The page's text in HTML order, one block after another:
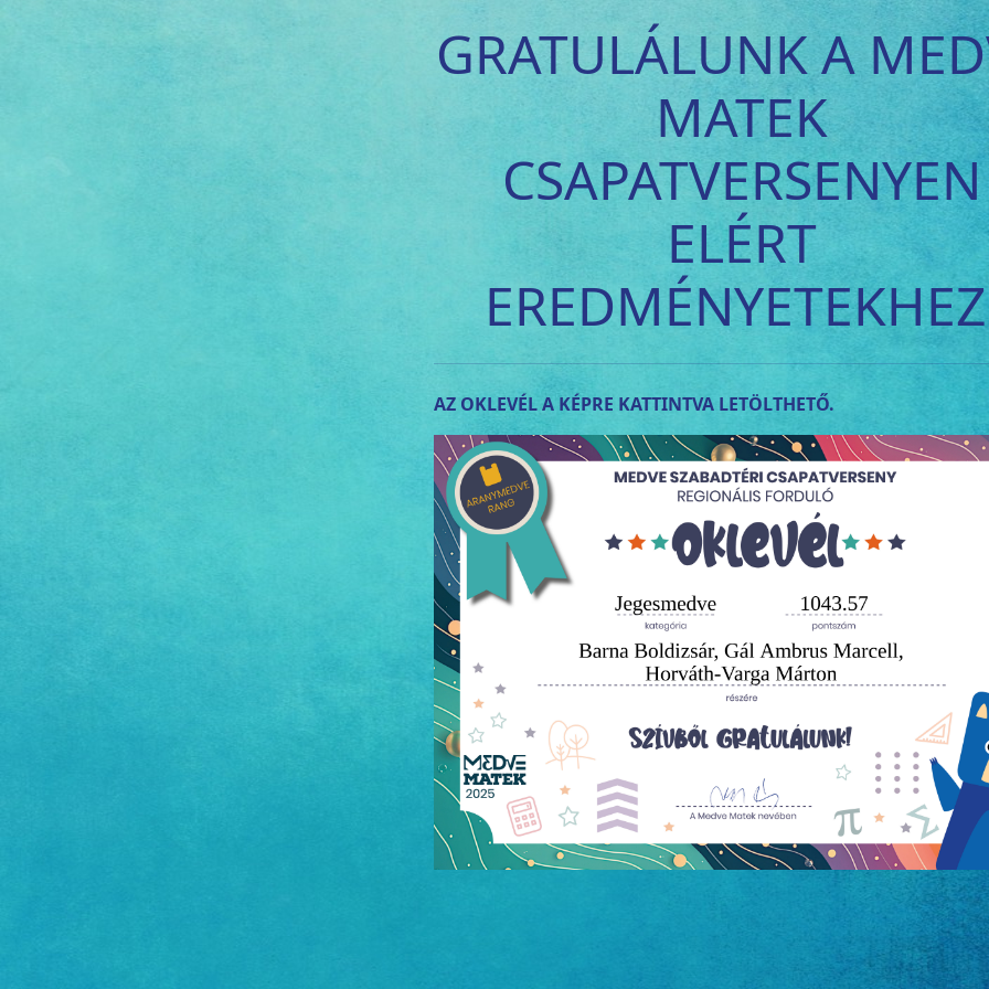
GRATULÁLUNK A
MATEK
CSAPATVERSENYEN
ELÉRT
AZ OKLEVÉL A KÉPRE KATTINTVA LETÖLTHETŐ.